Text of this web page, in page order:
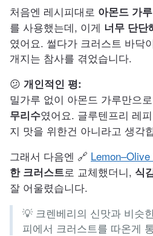
처음엔 레시피대로 아몬드 가
를 사용했는데, 이게 너무 단단
였어요. 썰다가 크러스트 바닥
개지는 참사를 겪었습니다.
😕 개인적인 평:
밀가루 없이 아몬드 가루만으
무리수였어요. 글루텐프리 레
지 맛을 위한건 아니라고 생각
그래서 다음엔 🔗
한 크러스트로 교체했더니, 식
잘 어울렸습니다.
💡 크렌베리의 신맛과 비슷
피에서 크러스트를 따온게